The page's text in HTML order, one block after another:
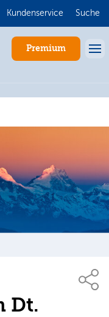
Kundenservice Suche
Premium
Dt.